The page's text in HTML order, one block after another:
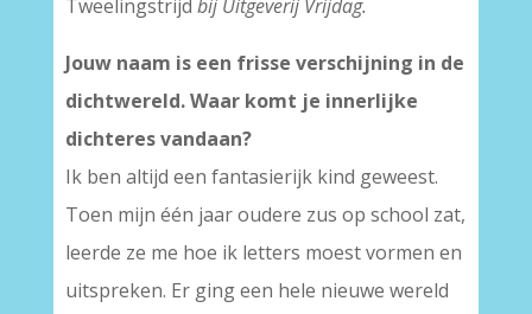
Tweelingstrijd bij Uitgeverij Vrijdag.
Jouw naam is een frisse verschijning in de
dichtwereld. Waar komt je innerlijke
dichteres vandaan?
Ik ben altijd een fantasierijk kind geweest.
Toen mijn één jaar oudere zus op school zat,
leerde ze me hoe ik letters moest vormen en
uitspreken. Er ging een hele nieuwe wereld